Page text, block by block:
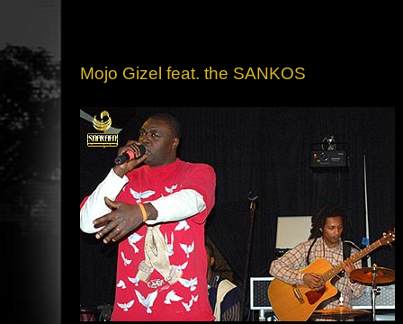
Mojo Gizel feat. the SANKOS